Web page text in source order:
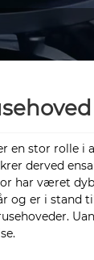
en stor rolle i
derved
har været
og er i stand